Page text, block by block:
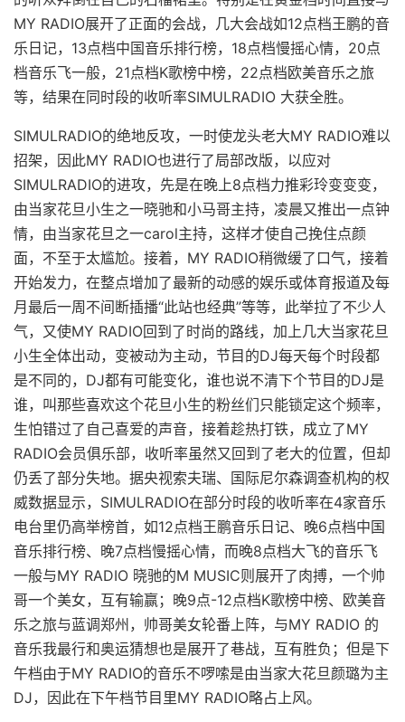
MY RADIO展开了正面的会战，几大会战如12点档王鹏的音
乐日记，13点档中国音乐排行榜，18点档慢摇心情，20点
档音乐飞一般，21点档K歌榜中榜，22点档欧美音乐之旅
等，结果在同时段的收听率SIMULRADIO 大获全胜。
SIMULRADIO的绝地反攻，一时使龙头老大MY RADIO难以
招架，因此MY RADIO也进行了局部改版，以应对
SIMULRADIO的进攻，先是在晚上8点档力推彩玲变变变，
由当家花旦小生之一晓驰和小马哥主持，凌晨又推出一点钟
情，由当家花旦之一carol主持，这样才使自己挽住点颜
面，不至于太尴尬。接着，MY RADIO稍微缓了口气，接着
开始发力，在整点增加了最新的动感的娱乐或体育报道及每
月最后一周不间断插播“此站也经典”等等，此举拉了不少人
气，又使MY RADIO回到了时尚的路线，加上几大当家花旦
小生全体出动，变被动为主动，节目的DJ每天每个时段都
是不同的，DJ都有可能变化，谁也说不清下个节目的DJ是
谁，叫那些喜欢这个花旦小生的粉丝们只能锁定这个频率，
生怕错过了自己喜爱的声音，接着趁热打铁，成立了MY
RADIO会员俱乐部，收听率虽然又回到了老大的位置，但却
仍丢了部分失地。据央视索夫瑞、国际尼尔森调查机构的权
威数据显示，SIMULRADIO在部分时段的收听率在4家音乐
电台里仍高举榜首，如12点档王鹏音乐日记、晚6点档中国
音乐排行榜、晚7点档慢摇心情，而晚8点档大飞的音乐飞
一般与MY RADIO 晓驰的M MUSIC则展开了肉搏，一个帅
哥一个美女，互有输赢；晚9点-12点档K歌榜中榜、欧美音
乐之旅与蓝调郑州，帅哥美女轮番上阵，与MY RADIO 的
音乐我最行和奥运猜想也是展开了巷战，互有胜负；但是下
午档由于MY RADIO的音乐不啰嗦是由当家大花旦颜璐为主
DJ，因此在下午档节目里MY RADIO略占上风。